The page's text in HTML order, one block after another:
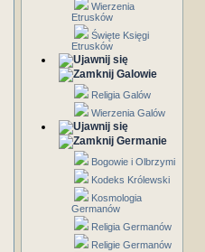
Wierzenia
Etrusków
Święte Księgi
Etrusków
Galowie
Religia Galów
Wierzenia Galów
Germanie
Bogowie i Olbrzymi
Kodeks Królewski
Kosmologia
Germanów
Religia Germanów
Religie Germanów